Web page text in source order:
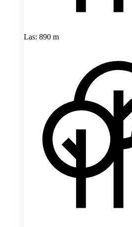
Las: 890 m